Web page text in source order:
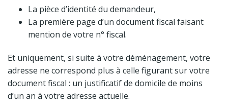
La pièce d’identité du demandeur,
La première page d’un document fiscal faisant
mention de votre n° fiscal.
Et uniquement, si suite à votre déménagement, votre
adresse ne correspond plus à celle figurant sur votre
document fiscal : un justificatif de domicile de moins
d’un an à votre adresse actuelle.